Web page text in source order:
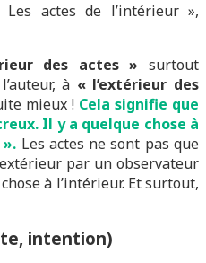
actes de l’intérieur »,
des actes » surtout
à « l’extérieur des
mieux ! Cela signifie que
Il y a quelque chose à
Les actes ne sont pas que
par un observateur
à l’intérieur. Et surtout,
intention)